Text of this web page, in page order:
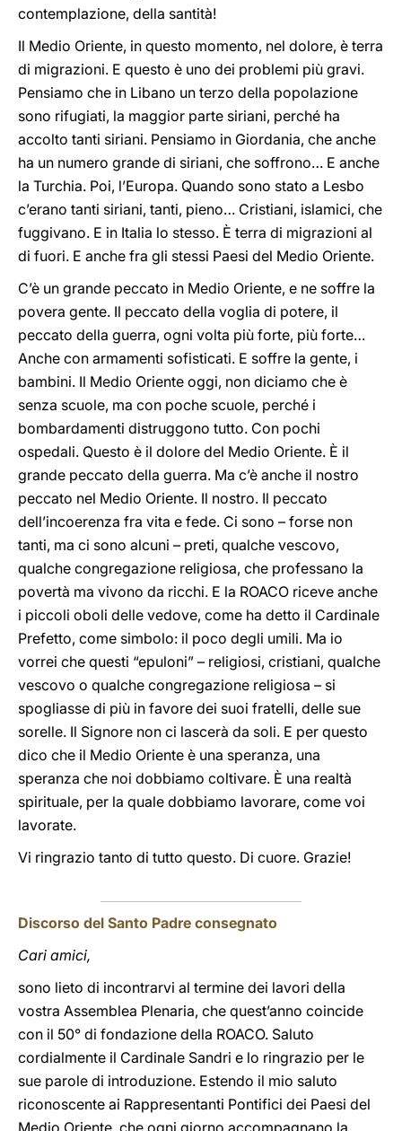
contemplazione, della santità!
Il Medio Oriente, in questo momento, nel dolore, è terra
di migrazioni. E questo è uno dei problemi più gravi.
Pensiamo che in Libano un terzo della popolazione
sono rifugiati, la maggior parte siriani, perché ha
accolto tanti siriani. Pensiamo in Giordania, che anche
ha un numero grande di siriani, che soffrono… E anche
la Turchia. Poi, l’Europa. Quando sono stato a Lesbo
c’erano tanti siriani, tanti, pieno… Cristiani, islamici, che
fuggivano. E in Italia lo stesso. È terra di migrazioni al
di fuori. E anche fra gli stessi Paesi del Medio Oriente.
C’è un grande peccato in Medio Oriente, e ne soffre la
povera gente. Il peccato della voglia di potere, il
peccato della guerra, ogni volta più forte, più forte…
Anche con armamenti sofisticati. E soffre la gente, i
bambini. Il Medio Oriente oggi, non diciamo che è
senza scuole, ma con poche scuole, perché i
bombardamenti distruggono tutto. Con pochi
ospedali. Questo è il dolore del Medio Oriente. È il
grande peccato della guerra. Ma c’è anche il nostro
peccato nel Medio Oriente. Il nostro. Il peccato
dell’incoerenza fra vita e fede. Ci sono – forse non
tanti, ma ci sono alcuni – preti, qualche vescovo,
qualche congregazione religiosa, che professano la
povertà ma vivono da ricchi. E la ROACO riceve anche
i piccoli oboli delle vedove, come ha detto il Cardinale
Prefetto, come simbolo: il poco degli umili. Ma io
vorrei che questi “epuloni” – religiosi, cristiani, qualche
vescovo o qualche congregazione religiosa – si
spogliasse di più in favore dei suoi fratelli, delle sue
sorelle. Il Signore non ci lascerà da soli. E per questo
dico che il Medio Oriente è una speranza, una
speranza che noi dobbiamo coltivare. È una realtà
spirituale, per la quale dobbiamo lavorare, come voi
lavorate.
Vi ringrazio tanto di tutto questo. Di cuore. Grazie!
Discorso del Santo Padre consegnato
Cari amici,
sono lieto di incontrarvi al termine dei lavori della
vostra Assemblea Plenaria, che quest’anno coincide
con il 50° di fondazione della ROACO. Saluto
cordialmente il Cardinale Sandri e lo ringrazio per le
sue parole di introduzione. Estendo il mio saluto
riconoscente ai Rappresentanti Pontifici dei Paesi del
Medio Oriente, che ogni giorno accompagnano la